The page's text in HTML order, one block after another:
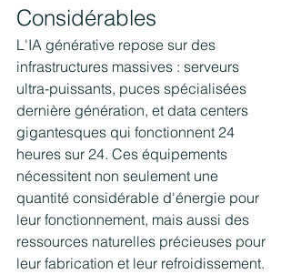
Considérables
L'IA générative repose sur des
infrastructures massives : serveurs
ultra-puissants, puces spécialisées
dernière génération, et data centers
gigantesques qui fonctionnent 24
heures sur 24. Ces équipements
nécessitent non seulement une
quantité considérable d'énergie pour
leur fonctionnement, mais aussi des
ressources naturelles précieuses pour
leur fabrication et leur refroidissement.